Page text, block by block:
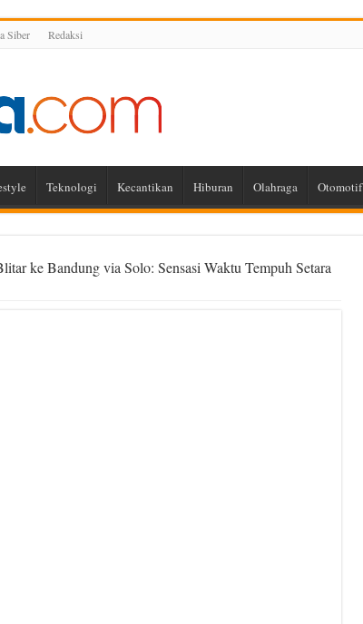
Siber Redaksi
Teknologi Kecantikan Hiburan Olahraga Otomotif
ke Bandung via Solo: Sensasi Waktu Tempuh Setara